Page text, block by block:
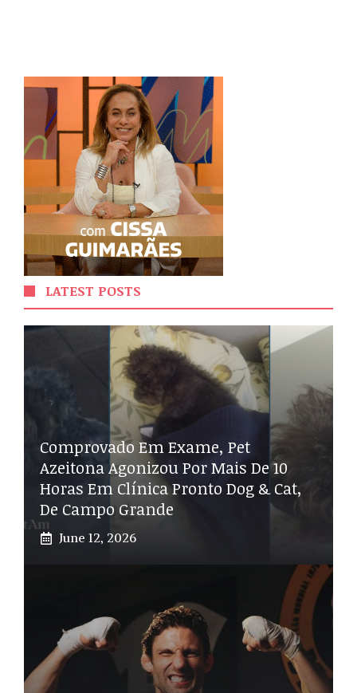
LATEST POSTS
Comprovado Em Exame, Pet
Azeitona Agonizou Por Mais De 10
Horas Em Clínica Pronto Dog & Cat,
De Campo Grande
June 12, 2026